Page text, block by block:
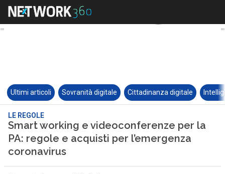
Ultimi articoli Sovranità digitale Cittadinanza digitale
LE REGOLE
Smart working e videoconferenze per la
PA: regole e acquisti per l’emergenza
coronavirus